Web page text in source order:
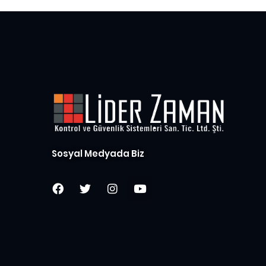
Sosyal Medyada Biz